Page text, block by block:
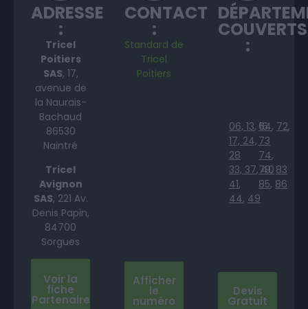
ADRESSE
:
Tricel
Poitiers
SAS, 17,
avenue de
la Naurais-
Bachaud
86530
Naintré
Tricel
Avignon
SAS, 221 Av.
Denis Papin,
84700
Sorgues
Voir la
fiche
Partenaire
CONTACT
:
Standard de
Tricel
Poitiers
Afficher
le
numéro
COUVERTS
:
06, 13, 16
17, 24,
28
33, 37,40
41,
44, 49
64, 72,
73
74,
79, 83
85, 86
Devis
Gratuit